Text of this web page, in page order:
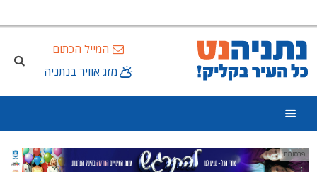
המייל הכתום
מזג אוויר בנתניה
פרסומת